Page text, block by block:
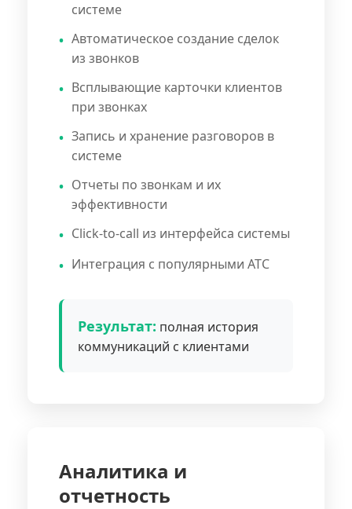
системе
Автоматическое создание сделок
из звонков
Всплывающие карточки клиентов
при звонках
Запись и хранение разговоров в
системе
Отчеты по звонкам и их
эффективности
Click-to-call из интерфейса системы
Интеграция с популярными АТС
Результат: полная история
коммуникаций с клиентами
Аналитика и
отчетность